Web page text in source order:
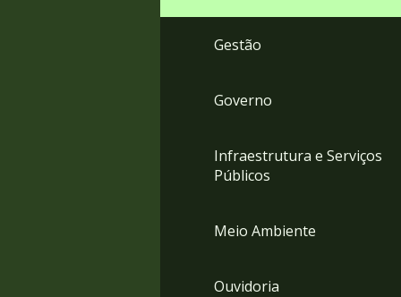
Gestão
Governo
Infraestrutura e Serviços
Públicos
Meio Ambiente
Ouvidoria